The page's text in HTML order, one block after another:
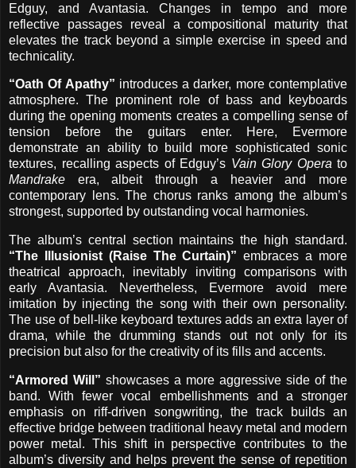
Edguy, and Avantasia. Changes in tempo and more
reflective passages reveal a compositional maturity that
elevates the track beyond a simple exercise in speed and
technicality.
“Oath Of Apathy” introduces a darker, more contemplative
atmosphere. The prominent role of bass and keyboards
during the opening moments creates a compelling sense of
tension before the guitars enter. Here, Evermore
demonstrate an ability to build more sophisticated sonic
textures, recalling aspects of Edguy’s Vain Glory Operato
Mandrake era, albeit through a heavier and more
contemporary lens. The chorus ranks among the album’s
strongest, supported by outstanding vocal harmonies.
The album’s central section maintains the high standard.
“The Illusionist (Raise The Curtain)” embraces a more
theatrical approach, inevitably inviting comparisons with
early Avantasia. Nevertheless, Evermore avoid mere
imitation by injecting the song with their own personality.
The use of bell-like keyboard textures adds an extra layer of
drama, while the drumming stands out not only for its
precision but also for the creativity of its fills and accents.
“Armored Will” showcases a more aggressive side of the
band. With fewer vocal embellishments and a stronger
emphasis on riff-driven songwriting, the track builds an
effective bridge between traditional heavy metal and modern
power metal. This shift in perspective contributes to the
album’s diversity and helps prevent the sense of repetition